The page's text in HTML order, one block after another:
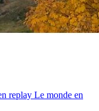
replay Le monde en